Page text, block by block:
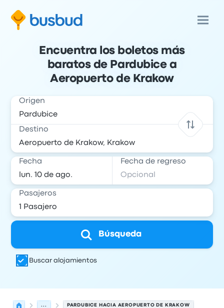
Encuentra los boletos más
baratos de Pardubice a
Aeropuerto de Krakow
Origen
Destino
Fecha Fecha de regreso
Pasajeros
Búsqueda
Buscar alojamientos
... PARDUBICE HACIA AEROPUERTO DE KRAKOW